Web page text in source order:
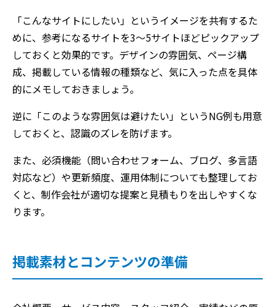
「こんなサイトにしたい」というイメージを共有するた
めに、参考になるサイトを3〜5サイトほどピックアップ
しておくと効果的です。デザインの雰囲気、ページ構
成、掲載している情報の種類など、気に入った点を具体
的にメモしておきましょう。
逆に「このような雰囲気は避けたい」というNG例も用意
しておくと、認識のズレを防げます。
また、必須機能（問い合わせフォーム、ブログ、多言語
対応など）や更新頻度、運用体制についても整理してお
くと、制作会社が適切な提案と見積もりを出しやすくな
ります。
掲載素材とコンテンツの準備